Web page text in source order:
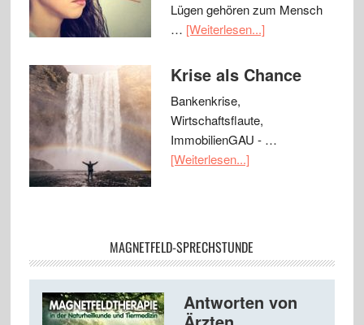
Lügen gehören zum Mensch
… [Weiterlesen...]
Krise als Chance
Bankenkrise,
Wirtschaftsflaute,
ImmobilienGAU - …
[Weiterlesen...]
MAGNETFELD-SPRECHSTUNDE
Antworten von